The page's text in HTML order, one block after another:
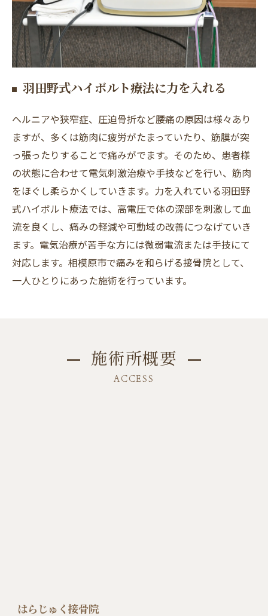
羽田野式ハイボルト療法に力を入れる
ヘルニアや狭窄症、圧迫骨折など腰痛の原因は様々あり
ますが、多くは筋肉に疲労がたまっていたり、筋膜が突
っ張ったりすることで痛みがでます。そのため、患者様
の状態に合わせて電気刺激治療や手技などを行い、筋肉
をほぐし柔らかくしていきます。力を入れている羽田野
式ハイボルト療法では、高電圧で体の深部を刺激して血
流を良くし、痛みの軽減や可動域の改善につなげていき
ます。電気治療が苦手な方には微弱電流または手技にて
対応します。相模原市で痛みを和らげる接骨院として、
一人ひとりにあった施術を行っています。
施術所概要
ACCESS
はらじゅく接骨院